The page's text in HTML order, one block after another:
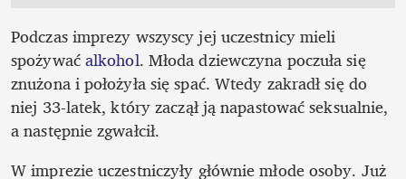
Podczas imprezy wszyscy jej uczestnicy mieli
spożywać alkohol. Młoda dziewczyna poczuła się
znużona i położyła się spać. Wtedy zakradł się do
niej 33-latek, który zaczął ją napastować seksualnie,
a następnie zgwałcił.
W imprezie uczestniczyły głównie młode osoby. Już